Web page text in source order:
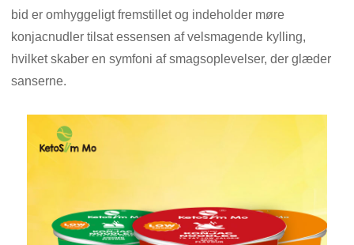
bid er omhyggeligt fremstillet og indeholder møre
konjacnudler tilsat essensen af ​​velsmagende kylling,
hvilket skaber en symfoni af smagsoplevelser, der glæder
sanserne.